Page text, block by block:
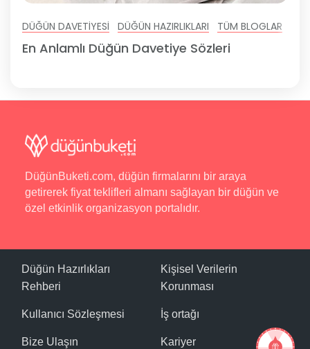
DÜĞÜN DAVETIYESI DÜĞÜN HAZIRLIKLARI TÜM BLOGLAR
En Anlamlı Düğün Davetiye Sözleri
DüğünBuketi.com, düğün firmalarını bir araya
getirerek fiyat teklifleri almanı sağlayan bir düğün ve
özel etkinlik organizasyon portalıdır.
Düğün Hazırlıkları
Rehberi
Kullanıcı Sözleşmesi
Bize Ulaşın
Kişisel Verilerin
Korunması
İş ortağı
Kariyer